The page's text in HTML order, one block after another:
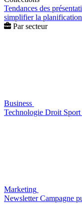
Tendances des
simplifier la
Par secteur
Business
Technologie Droit Sport
Marketing
Newsletter Campagne